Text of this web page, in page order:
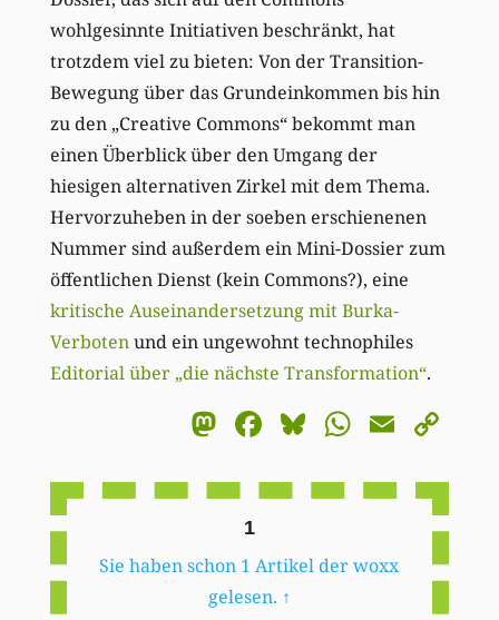
wohlgesinnte Initiativen beschränkt, hat
trotzdem viel zu bieten: Von der Transition-
Bewegung über das Grundeinkommen bis hin
zu den „Creative Commons“ bekommt man
einen Überblick über den Umgang der
hiesigen alternativen Zirkel mit dem Thema.
Hervorzuheben in der soeben erschienenen
Nummer sind außerdem ein Mini-Dossier zum
öffentlichen Dienst (kein Commons?), eine
kritische Auseinandersetzung mit Burka-
Verbotenund ein ungewohnt technophiles
Editorial über „die nächste Transformation“.
Mastodon
Facebook
BlueskyEmail
1
Sie haben schon 1 Artikel der woxx
gelesen. ↑